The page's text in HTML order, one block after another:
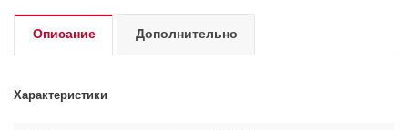
Описание Дополнительно
Характеристики